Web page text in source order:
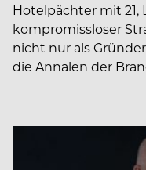
Hotelpächter mit
kompromissloser
nicht nur als
die Annalen der